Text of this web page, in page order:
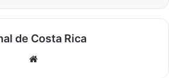
de Costa Rica